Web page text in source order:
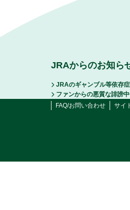
JRAからのお知ら
JRAのギャンブル等依存
ファンからの悪質な誹謗
FAQ/お問い合わせ
サイ